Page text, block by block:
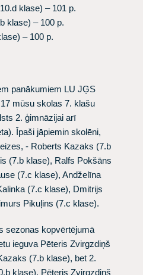
klase) – 101 p.
klase) – 100 p.
– 100 p.
panākumiem LU JĢS
mūsu skolas 7. klašu
2. ģimnāzijai arī
Īpaši jāpiemin skolēni,
- Roberts Kazaks (7.b
(7.b klase), Ralfs Pokšāns
(7.c klase), Andželīna
(7.c klase), Dmitrijs
Pikuļins (7.c klase).
sezonas kopvērtējumā
ieguva Pēteris Zvirgzdiņš
(7.b klase), bet 2.
klase). Pēteris Zvirgzdiņš